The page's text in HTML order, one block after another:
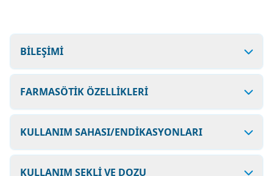
BİLEŞİMİ
FARMASÖTİK ÖZELLİKLERİ
KULLANIM SAHASI/ENDİKASYONLARI
KULLANIM ŞEKLİ VE DOZU